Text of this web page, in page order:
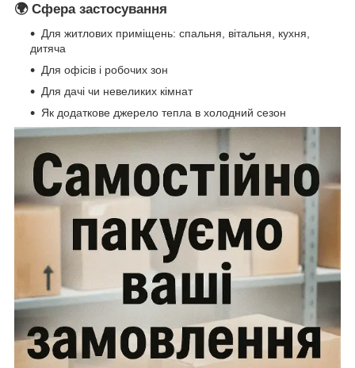
🌍 Сфера застосування
Для житлових приміщень: спальня, вітальня, кухня,
дитяча
Для офісів і робочих зон
Для дачі чи невеликих кімнат
Як додаткове джерело тепла в холодний сезон